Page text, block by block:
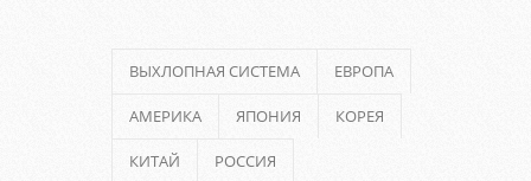
ВЫХЛОПНАЯ СИСТЕМА ЕВРОПА
АМЕРИКА ЯПОНИЯ КОРЕЯ
КИТАЙ РОССИЯ